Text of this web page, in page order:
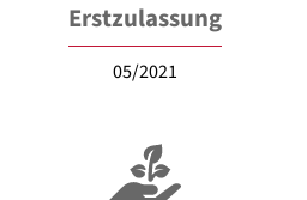
Erstzulassung
05/2021